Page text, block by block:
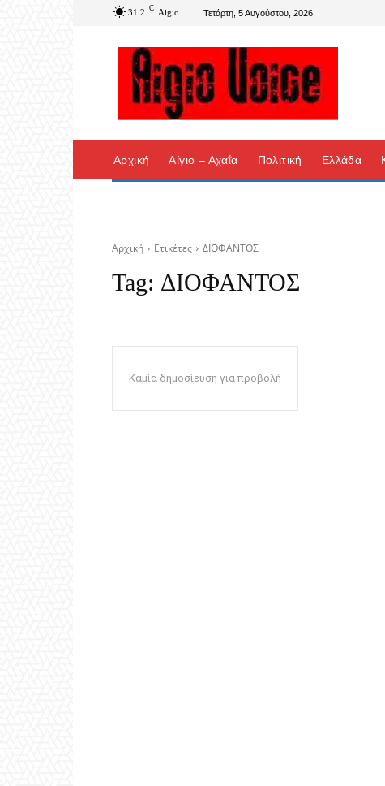
31.2 C Aigio Τετάρτη, 5 Αυγούστου, 2026
Αρχική Αίγιο – Αχαΐα Πολιτική Ελλάδα
Αρχική Ετικέτες ΔΙΟΦΑΝΤΟΣ
Tag: ΔΙΟΦΑΝΤΟΣ
Καμία δημοσίευση για προβολή